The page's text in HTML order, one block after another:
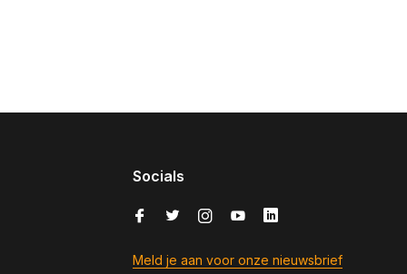
Socials
Meld je aan voor onze nieuwsbrief